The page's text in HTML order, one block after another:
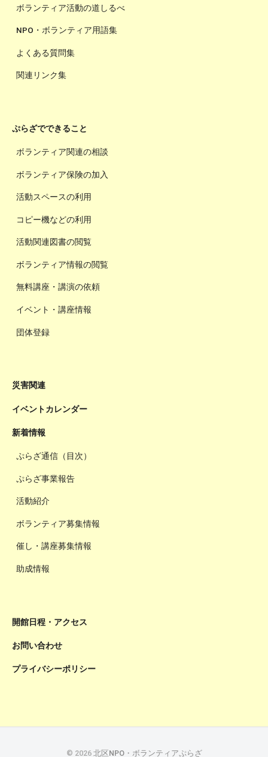
ボランティア活動の道しるべ
NPO・ボランティア用語集
よくある質問集
関連リンク集
ぷらざでできること
ボランティア関連の相談
ボランティア保険の加入
活動スペースの利用
コピー機などの利用
活動関連図書の閲覧
ボランティア情報の閲覧
無料講座・講演の依頼
イベント・講座情報
団体登録
災害関連
イベントカレンダー
新着情報
ぷらざ通信（目次）
ぷらざ事業報告
活動紹介
ボランティア募集情報
催し・講座募集情報
助成情報
開館日程・アクセス
お問い合わせ
プライバシーポリシー
© 2026 北区NPO・ボランティアぷらざ